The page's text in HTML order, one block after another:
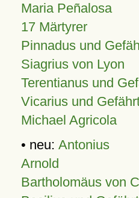
Maria Peñalosa
17 Märtyrer
Pinnadus und
Siagrius von Lyon
Terentianus und
Vicarius und
Michael Agricola
• neu: Antonius
Arnold
Bartholomäus von